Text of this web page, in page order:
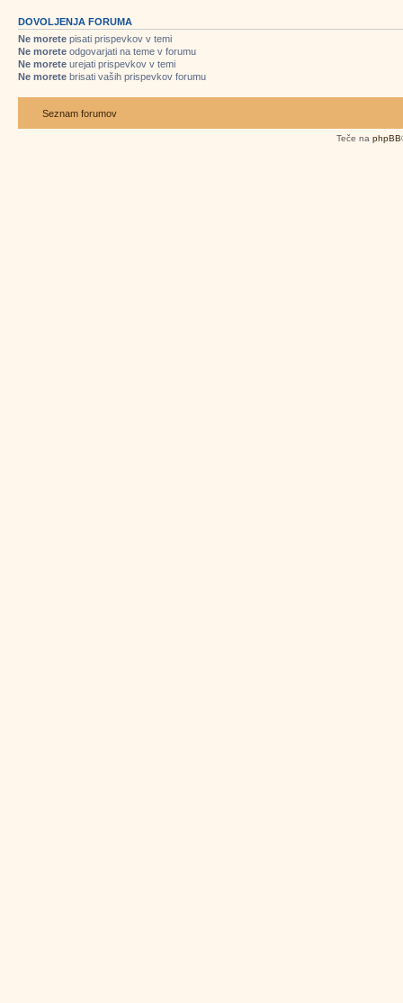
DOVOLJENJA FORUMA
Ne morete pisati prispevkov v temi
Ne morete odgovarjati na teme v forumu
Ne morete urejati prispevkov v temi
Ne morete brisati vaših prispevkov forumu
Seznam forumov
Teče na phpBB